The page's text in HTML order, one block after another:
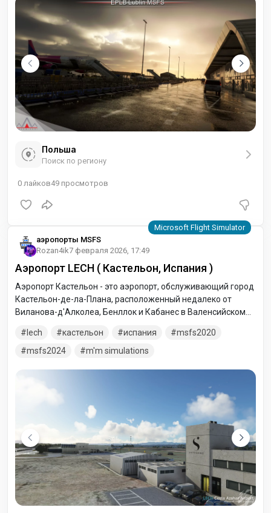
Польша
Поиск по региону
0 лайков49 просмотров
аэропорты MSFS
Rozan4ik7 февраля 2026, 17:49
Аэропорт LECH ( Кастельон, Испания )
Аэропорт Кастельон - это аэропорт, обслуживающий город
Кастельон-де-ла-Плана, расположенный недалеко от
Виланова-д'Алколеа, Бенллок и Кабанес в Валенсийском
lech
кастельон испания
msfs2020
msfs2024
m'm simulations